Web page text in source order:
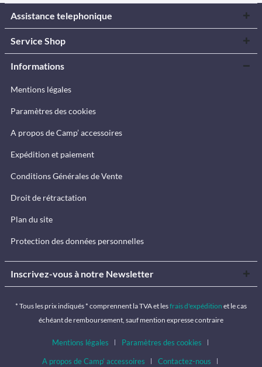
Assistance telephonique
Service Shop
Informations
Mentions légales
Paramètres des cookies
A propos de Camp’ accessoires
Expédition et paiement
Conditions Générales de Vente
Droit de rétractation
Plan du site
Protection des données personnelles
Inscrivez-vous à notre Newsletter
* Tous les prix indiqués * comprennent la TVA et lesfrais d'expédition et le cas
échéant de remboursement, sauf mention expresse contraire
Mentions légales
Paramètres des cookies
A propos de Camp’ accessoires
Contactez-nous